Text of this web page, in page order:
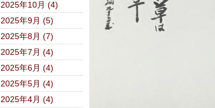
2025年10月 (4)
2025年9月 (5)
2025年8月 (7)
2025年7月 (4)
2025年6月 (4)
2025年5月 (4)
2025年4月 (4)